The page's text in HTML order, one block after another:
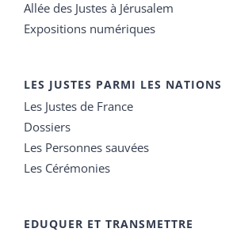
Allée des Justes à Jérusalem
Expositions numériques
LES JUSTES PARMI LES NATIONS
Les Justes de France
Dossiers
Les Personnes sauvées
Les Cérémonies
EDUQUER ET TRANSMETTRE